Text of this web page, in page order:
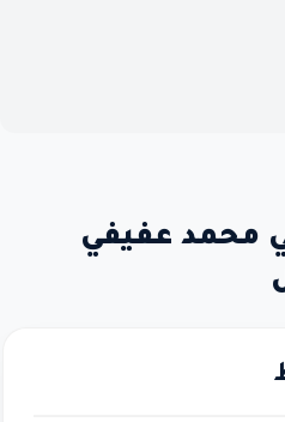
محمد عفيفي